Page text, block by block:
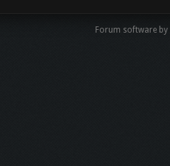
Forum software